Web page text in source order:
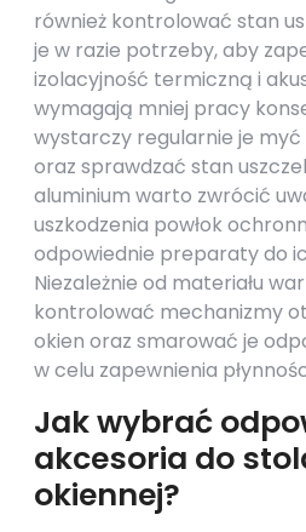
również kontrolować stan
je w razie potrzeby, aby
izolacyjność termiczną i
wymagają mniej pracy
wystarczy regularnie je
oraz sprawdzać stan
aluminium warto zwrócić
uszkodzenia powłok
odpowiednie preparaty do
Niezależnie od materiału
kontrolować mechanizmy
okien oraz smarować je
w celu zapewnienia
Jak wybrać
akcesoria do
okiennej?